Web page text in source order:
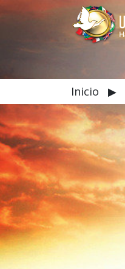
Inicio ▶